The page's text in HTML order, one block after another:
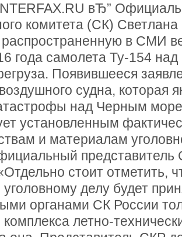
вЂ”
комитета (СК) Светлана
распространенную в СМИ
года самолета Ту-154
Появившееся
судна, которая
над Черным
установленным
и материалам
представитель
стоит отметить,
делу будет
органами СК России
летно-